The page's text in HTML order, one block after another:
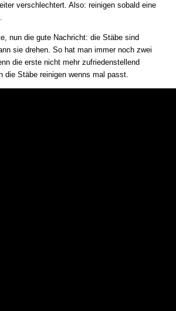
verschlechtert. Also: reinigen sobald eine
nun die gute Nachricht: die Stäbe sind
sie drehen. So hat man immer noch zwei
die erste nicht mehr zufriedenstellend
die Stäbe reinigen wenns mal passt.